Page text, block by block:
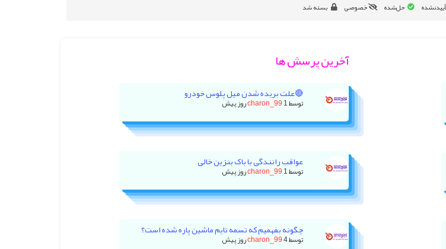
حل‌شده خصوصی بسته شد
آخرین پرسش ها
🔴علت بریده شدن میل پلوس خودرو
توسط charon_991 روز پیش
عواقب رانندگی با باک بنزین خالی
توسط charon_991 روز پیش
چگونه بفهمیم که تسمه تایم ماشین پاره شده است؟
توسط charon_994 روز پیش